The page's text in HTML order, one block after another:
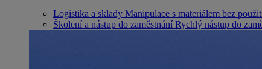
Logistika a sklady Manipulace s materiálem bez
Školení a nástup do zaměstnání Rychlý nástup do